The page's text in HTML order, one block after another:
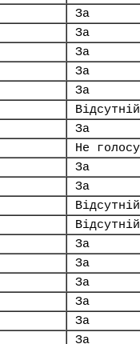
За
За
За
За
За
Відсутній
За
Не
За
За
Відсутній
Відсутній
За
За
За
За
За
За